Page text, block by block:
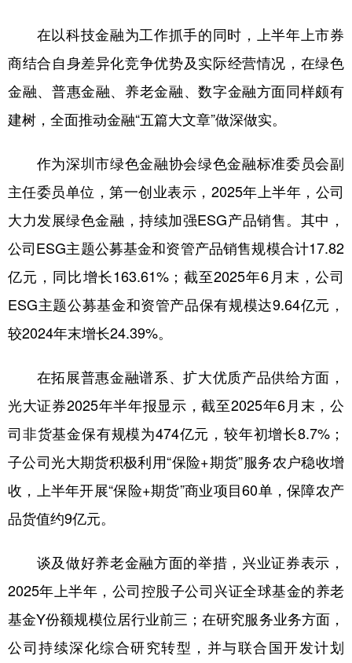
在以科技金融为工作抓手的同时，上半年上市券
商结合自身差异化竞争优势及实际经营情况，在绿色
金融、普惠金融、养老金融、数字金融方面同样颇有
建树，全面推动金融“五篇大文章”做深做实。
作为深圳市绿色金融协会绿色金融标准委员会副
主任委员单位，第一创业表示，2025年上半年，公司
大力发展绿色金融，持续加强ESG产品销售。其中，
公司ESG主题公募基金和资管产品销售规模合计17.82
亿元，同比增长163.61%；截至2025年6月末，公司
ESG主题公募基金和资管产品保有规模达9.64亿元，
较2024年末增长24.39%。
在拓展普惠金融谱系、扩大优质产品供给方面，
光大证券2025年半年报显示，截至2025年6月末，公
司非货基金保有规模为474亿元，较年初增长8.7%；
子公司光大期货积极利用“保险+期货”服务农户稳收增
收，上半年开展“保险+期货”商业项目60单，保障农产
品货值约9亿元。
谈及做好养老金融方面的举措，兴业证券表示，
2025年上半年，公司控股子公司兴证全球基金的养老
基金Y份额规模位居行业前三；在研究服务业务方面，
公司持续深化综合研究转型，并与联合国开发计划